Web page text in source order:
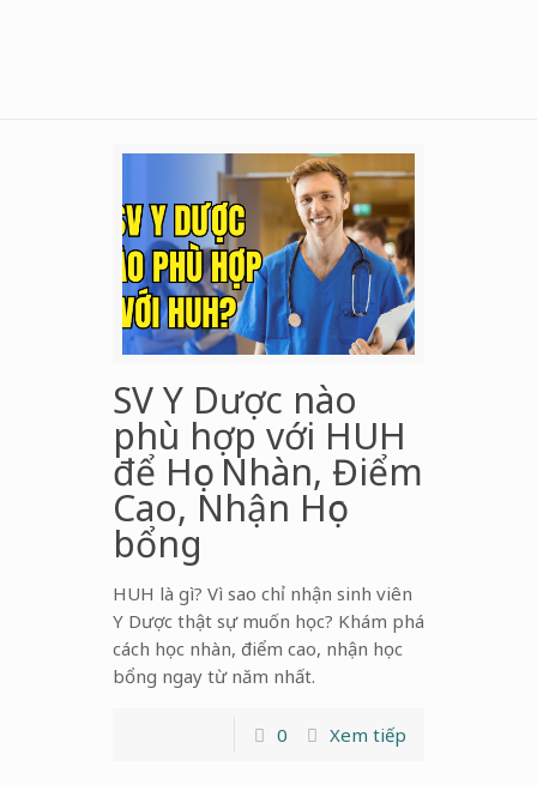
SV Y Dược nào
phù hợp với HUH
để Học Nhàn, Điểm
Cao, Nhận Học
bổng
HUH là gì? Vì sao chỉ nhận sinh viên
Y Dược thật sự muốn học? Khám phá
cách học nhàn, điểm cao, nhận học
bổng ngay từ năm nhất.
0 Xem tiếp